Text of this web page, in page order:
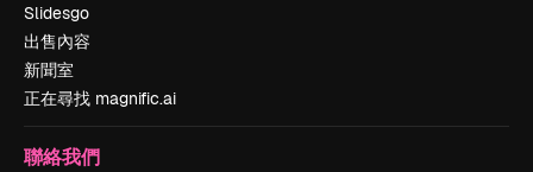
Slidesgo
出售內容
新聞室
正在尋找 magnific.ai
聯絡我們